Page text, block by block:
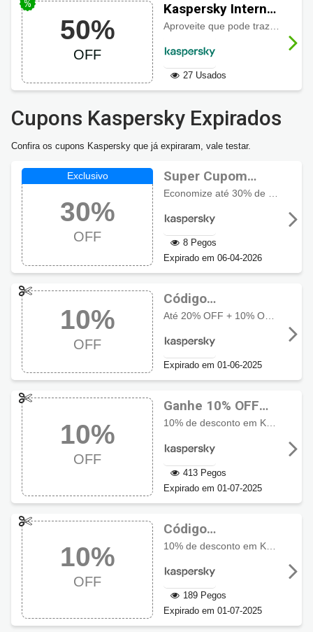
50%
OFF
Kaspersky Internet
Security
50% OFF
Aproveite que pode trazer benefícios a
27 Usados
Cupons Kaspersky Expirados
Confira os cupons Kaspersky que já expiraram, vale testar.
30%
OFF
Super Cupom
Kaspersky até 30%
Economize até 30% de desconto ao usar o cupom exclusivo aqui com Cupomzeiros!
8 Pegos
Expirado em 06-04-2026
10%
OFF
Código
promocional
10% OFF
Até 20% OFF + 10% OFF no cupom Kaspersky Small Office Security (KSOS)
Expirado em 01-06-2025
10%
OFF
Ganhe 10% OFF
usando cupom
10% de desconto em Kaspersky Plus, Kaspersky Premium, Kaspersky Safe Kids, Kaspersky Password Manager
413 Pegos
Expirado em 01-07-2025
10%
OFF
Código
promocional
10% OFF
189 Pegos
Expirado em 01-07-2025